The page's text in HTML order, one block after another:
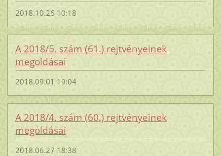
2018.10.26 10:18
A 2018/5. szám (61.) rejtvényeinek
megoldásai
2018.09.01 19:04
A 2018/4. szám (60.) rejtvényeinek
megoldásai
2018.06.27 18:38